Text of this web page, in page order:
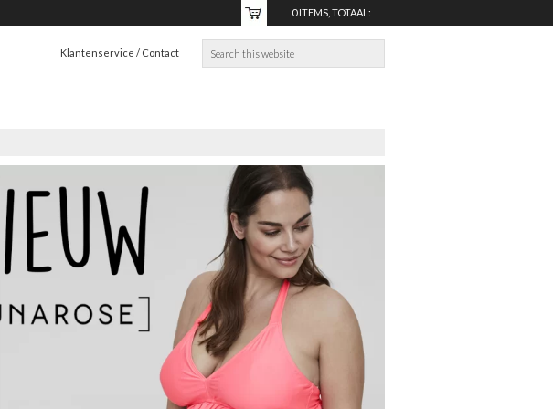
0 ITEMS, TOTAAL:
€0,00
Klantenservice / Contact